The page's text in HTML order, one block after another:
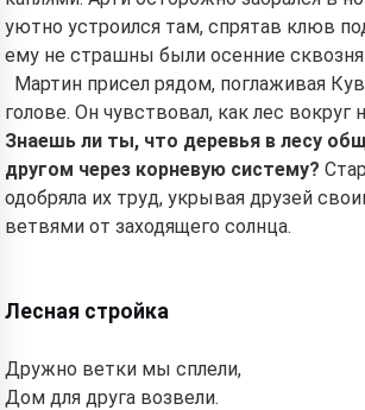
уютно устроился там, спрятав клюв
ему не страшны были осенние
Мартин присел рядом, поглаживая
голове. Он чувствовал, как лес вокруг
Знаешь ли ты, что деревья в лесу
другом через корневую систему?
одобряла их труд, укрывая друзей
ветвями от заходящего солнца.
Лесная стройка
Дружно ветки мы сплели,
Дом для друга возвели.
Read a story
By starting to use the service, you
Service,Privacy Policy,Refund